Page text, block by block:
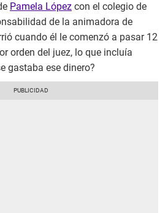
Pamela López con el colegio de
de la animadora de
cuando él le comenzó a pasar 12
orden del juez, lo que incluía
gastaba ese dinero?